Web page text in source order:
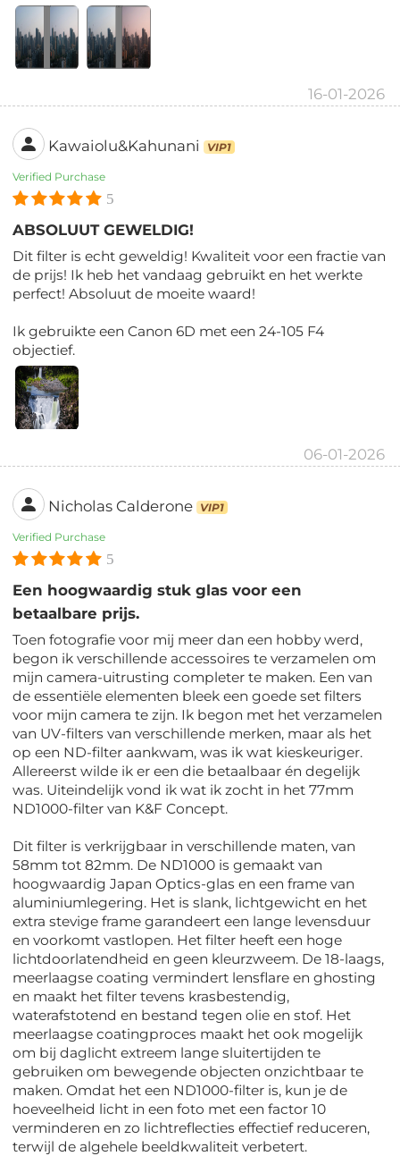
16-01-2026
Kawaiolu&Kahunani VIP1
Verified Purchase
5
ABSOLUUT GEWELDIG!
Dit filter is echt geweldig! Kwaliteit voor een fractie van
de prijs! Ik heb het vandaag gebruikt en het werkte
perfect! Absoluut de moeite waard!
Ik gebruikte een Canon 6D met een 24-105 F4
objectief.
06-01-2026
Nicholas Calderone VIP1
Verified Purchase
5
Een hoogwaardig stuk glas voor een
betaalbare prijs.
Toen fotografie voor mij meer dan een hobby werd,
begon ik verschillende accessoires te verzamelen om
mijn camera-uitrusting completer te maken. Een van
de essentiële elementen bleek een goede set filters
voor mijn camera te zijn. Ik begon met het verzamelen
van UV-filters van verschillende merken, maar als het
op een ND-filter aankwam, was ik wat kieskeuriger.
Allereerst wilde ik er een die betaalbaar én degelijk
was. Uiteindelijk vond ik wat ik zocht in het 77mm
ND1000-filter van K&F Concept.
Dit filter is verkrijgbaar in verschillende maten, van
58mm tot 82mm. De ND1000 is gemaakt van
hoogwaardig Japan Optics-glas en een frame van
aluminiumlegering. Het is slank, lichtgewicht en het
extra stevige frame garandeert een lange levensduur
en voorkomt vastlopen. Het filter heeft een hoge
lichtdoorlatendheid en geen kleurzweem. De 18-laags,
meerlaagse coating vermindert lensflare en ghosting
en maakt het filter tevens krasbestendig,
waterafstotend en bestand tegen olie en stof. Het
meerlaagse coatingproces maakt het ook mogelijk
om bij daglicht extreem lange sluitertijden te
gebruiken om bewegende objecten onzichtbaar te
maken. Omdat het een ND1000-filter is, kun je de
hoeveelheid licht in een foto met een factor 10
verminderen en zo lichtreflecties effectief reduceren,
terwijl de algehele beeldkwaliteit verbetert.